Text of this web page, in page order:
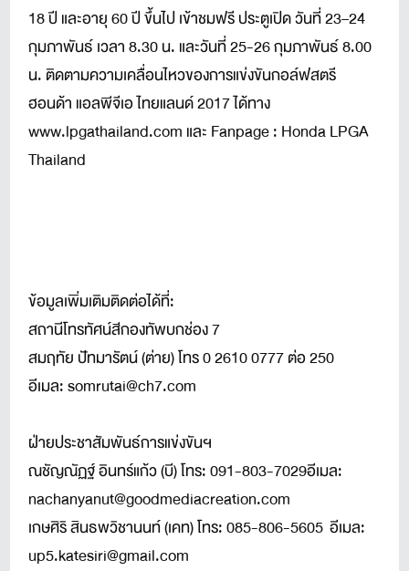
18 ปี และอายุ 60 ปี ขึ้นไป เข้าชมฟรี ประตูเปิด วันที่ 23–24
กุมภาพันธ์ เวลา 8.30 น. และวันที่ 25-26 กุมภาพันธ์ 8.00
น. ติดตามความเคลื่อนไหวของการแข่งขันกอล์ฟสตรี
ฮอนด้า แอลพีจีเอ ไทยแลนด์ 2017 ได้ทาง
www.lpgathailand.com และ Fanpage : Honda LPGA
Thailand
ข้อมูลเพิ่มเติมติดต่อได้ที่:
สถานีโทรทัศน์สีกองทัพบกช่อง 7
สมฤทัย ปัทมารัตน์ (ต่าย) โทร 0 2610 0777 ต่อ 250
อีเมล: somrutai@ch7.com
ฝ่ายประชาสัมพันธ์การแข่งขันฯ
ณชัญณัฏฐ์ อินทร์แก้ว (บี) โทร: 091-803-7029อีเมล:
nachanyanut@goodmediacreation.com
เกษศิริ สินธพวิชานนท์ (เคท) โทร: 085-806-5605 อีเมล:
up5.katesiri@gmail.com